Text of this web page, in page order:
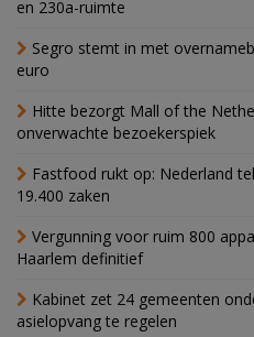
en 230a-ruimte
Segro stemt in met
euro
Hitte bezorgt Mall of the
onverwachte bezoekerspiek
Fastfood rukt op: Nederland
19.400 zaken
Vergunning voor ruim 800
Haarlem definitief
Kabinet zet 24 gemeenten
asielopvang te regelen